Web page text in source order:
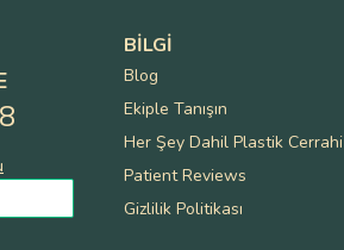
BILGI
Blog
Ekiple Tanışın
Her Şey Dahil Plastik Cerrahi
Patient Reviews
Gizlilik Politikası